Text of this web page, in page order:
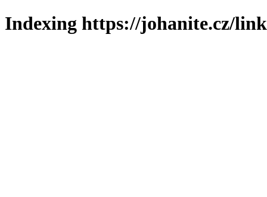
Indexing https://johanite.cz/